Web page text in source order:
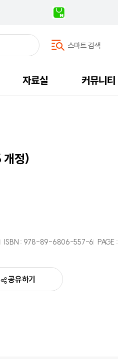
스마트 검색
자료실 커뮤니티
개정)
ISBN : 978-89-6806-557-6 PAGE :
공유하기